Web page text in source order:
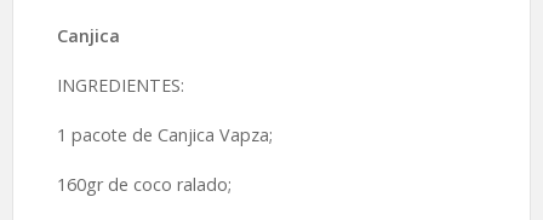
Canjica
INGREDIENTES:
1 pacote de Canjica Vapza;
160gr de coco ralado;